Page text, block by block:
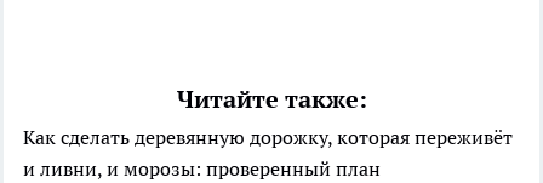
Читайте также:
Как сделать деревянную дорожку, которая переживёт
и ливни, и морозы: проверенный план